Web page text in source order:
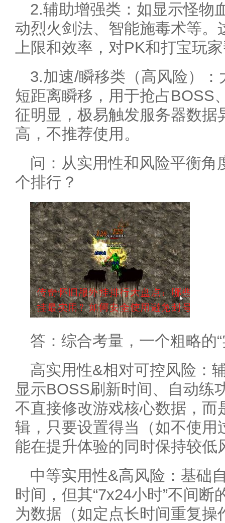
2.辅助增强类：如显示怪物
动烈火剑法、智能施毒术等。
上限和效率，对PK和打宝玩
3.加速/瞬移类（高风险）
短距离瞬移，用于抢占BOSS
征明显，极易触发服务器数据
高，不推荐使用。
问：从实用性和风险平衡角
个排行？
答：综合考量，一个粗略的
高实用性&相对可控风险：
显示BOSS刷新时间、自动练
不直接修改游戏核心数据，而
辑，只要设置得当（如不使用
能在提升体验的同时保持较低
中等实用性&高风险：基础
时间，但其“7x24小时”不间
为数据（如定点长时间重复